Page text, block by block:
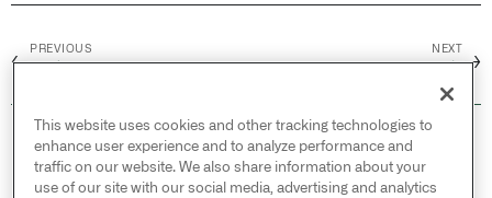
←
PREVIOUS NEXT
→
© 2026 Palantir Technologies Inc. All rights
reserved.
This website uses cookies and other tracking technologies to
enhance user experience and to analyze performance and
traffic on our website. We also share information about your
use of our site with our social media, advertising and analytics